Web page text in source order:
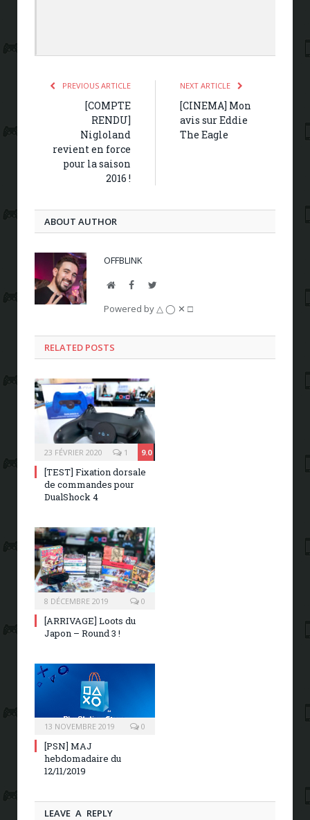
PREVIOUS ARTICLE
[COMPTE
RENDU]
Nigloland
revient en force
pour la saison
2016 !
NEXT ARTICLE
[CINEMA] Mon
avis sur Eddie
The Eagle
ABOUT AUTHOR
OFFBLINK
WebsiteFacebookTwitter
Powered by △ ◯ ✕ □
RELATED POSTS
23 FÉVRIER 2020 9.0
1
[TEST] Fixation dorsale
de commandes pour
DualShock 4
8 DÉCEMBRE 2019 0
[ARRIVAGE] Loots du
Japon – Round 3 !
13 NOVEMBRE 2019 0
[PSN] MAJ
hebdomadaire du
12/11/2019
LEAVE A REPLY